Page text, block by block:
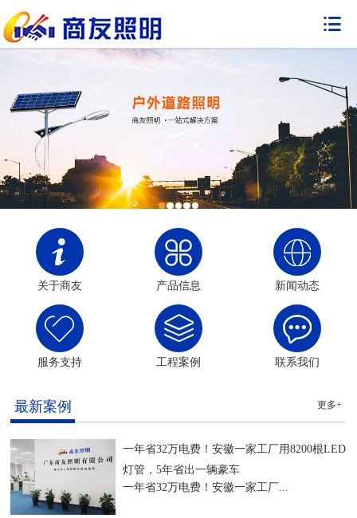

关于商友 产品信息 新闻动态
服务支持 工程案例 联系我们
最新案例 更多+
一年省32万电费！安徽一家工厂用8200根LED
灯管，5年省出一辆豪车
一年省32万电费！安徽一家工厂...